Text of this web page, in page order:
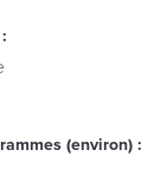
(environ) :